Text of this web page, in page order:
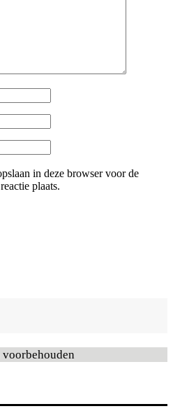
in deze browser voor de
plaats.